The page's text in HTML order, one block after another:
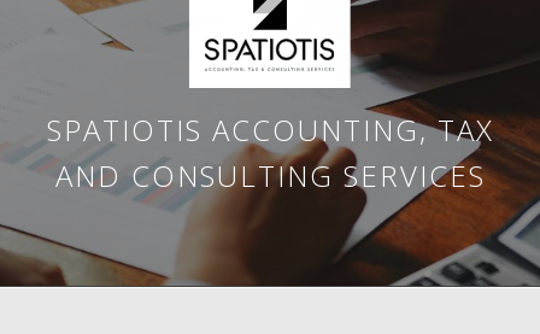
SPATIOTIS ACCOUNTING, TAX
AND CONSULTING SERVICES